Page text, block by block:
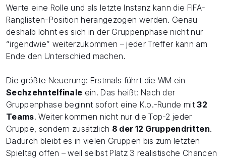
Werte eine Rolle und als letzte Instanz kann die FIFA-
Ranglisten-Position herangezogen werden. Genau
deshalb lohnt es sich in der Gruppenphase nicht nur
“irgendwie” weiterzukommen – jeder Treffer kann am
Ende den Unterschied machen.
Die größte Neuerung: Erstmals führt die WM ein
Sechzehntelfinale ein. Das heißt: Nach der
Gruppenphase beginnt sofort eine K.o.-Runde mit32
Teams. Weiter kommen nicht nur die Top-2 jeder
Gruppe, sondern zusätzlich 8 der 12 Gruppendritten.
Dadurch bleibt es in vielen Gruppen bis zum letzten
Spieltag offen – weil selbst Platz 3 realistische Chancen